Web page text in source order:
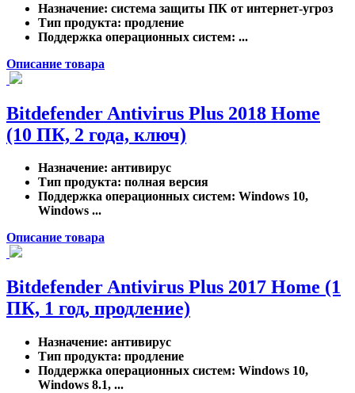
Назначение: система защиты ПК от интернет-угроз
Тип продукта: продление
Поддержка операционных систем: ...
Описание товара
Bitdefender Antivirus Plus 2018 Home
(10 ПК, 2 года, ключ)
Назначение: антивирус
Тип продукта: полная версия
Поддержка операционных систем: Windows 10,
Windows ...
Описание товара
Bitdefender Antivirus Plus 2017 Home (1
ПК, 1 год, продление)
Назначение: антивирус
Тип продукта: продление
Поддержка операционных систем: Windows 10,
Windows 8.1, ...